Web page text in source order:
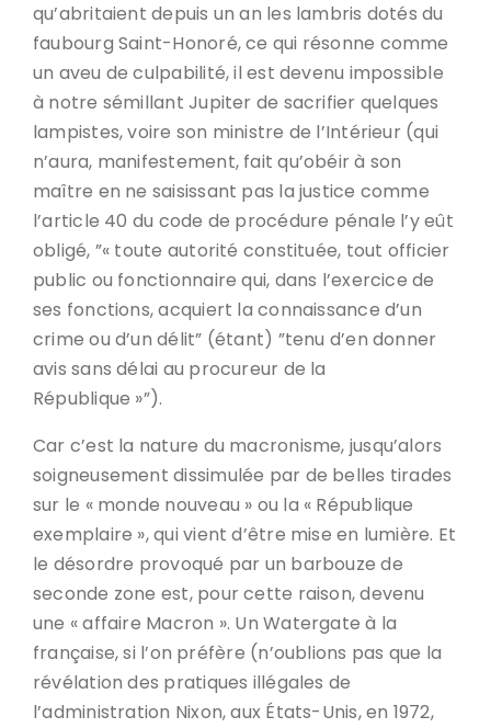
qu’abritaient depuis un an les lambris dotés du
faubourg Saint-Honoré, ce qui résonne comme
un aveu de culpabilité, il est devenu impossible
à notre sémillant Jupiter de sacrifier quelques
lampistes, voire son ministre de l’Intérieur (qui
n’aura, manifestement, fait qu’obéir à son
maître en ne saisissant pas la justice comme
l’article 40 du code de procédure pénale l’y eût
obligé, ”« toute autorité constituée, tout officier
public ou fonctionnaire qui, dans l’exercice de
ses fonctions, acquiert la connaissance d’un
crime ou d’un délit” (étant) ”tenu d’en donner
avis sans délai au procureur de la
République »”).
Car c’est la nature du macronisme, jusqu’alors
soigneusement dissimulée par de belles tirades
sur le « monde nouveau » ou la « République
exemplaire », qui vient d’être mise en lumière. Et
le désordre provoqué par un barbouze de
seconde zone est, pour cette raison, devenu
une « affaire Macron ». Un Watergate à la
française, si l’on préfère (n’oublions pas que la
révélation des pratiques illégales de
l’administration Nixon, aux États-Unis, en 1972,